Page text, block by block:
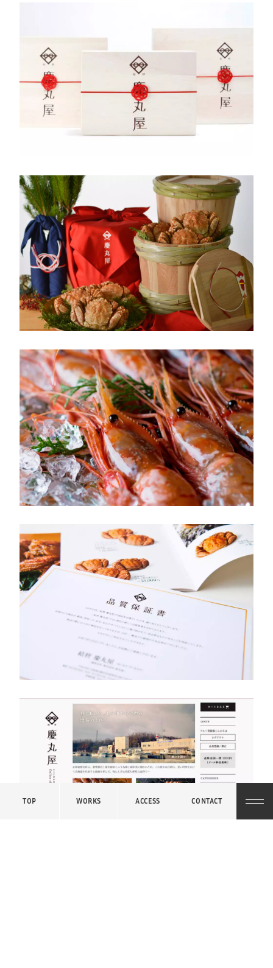
TOP WORKS ACCESS CONTACT